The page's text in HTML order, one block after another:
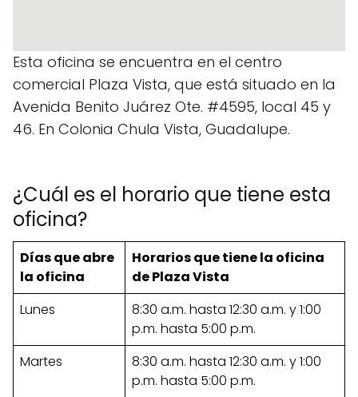
Esta oficina se encuentra en el centro
comercial Plaza Vista, que está situado en la
Avenida Benito Juárez Ote. #4595, local 45 y
46. En Colonia Chula Vista, Guadalupe.
¿Cuál es el horario que tiene esta
oficina?
Días que abre
la oficina
Horarios que tiene la oficina
de Plaza Vista
Lunes
8:30 a.m. hasta 12:30 a.m. y 1:00
p.m. hasta 5:00 p.m.
Martes
8:30 a.m. hasta 12:30 a.m. y 1:00
p.m. hasta 5:00 p.m.